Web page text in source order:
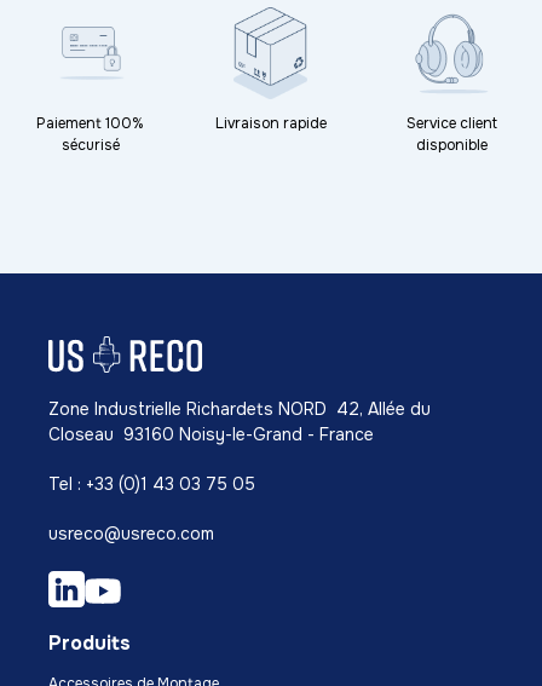
Paiement 100%
sécurisé
Livraison rapide
Service client
disponible
Zone Industrielle Richardets NORD 42, Allée du
Closeau 93160 Noisy-le-Grand - France
Tel : +33 (0)1 43 03 75 05
usreco@usreco.com
Produits